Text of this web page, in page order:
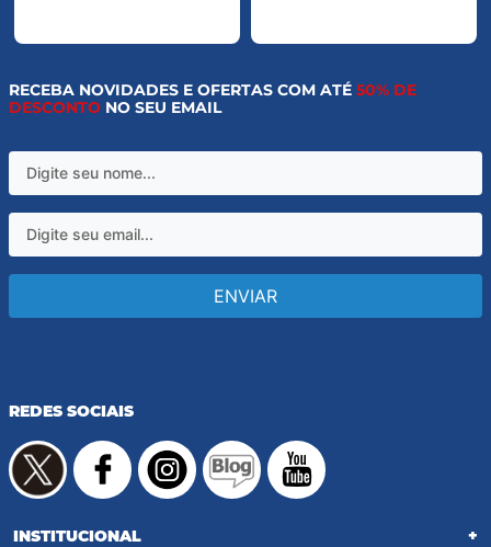
RECEBA NOVIDADES E OFERTAS COM ATÉ 50% DE
DESCONTO NO SEU EMAIL
ENVIAR
REDES SOCIAIS
INSTITUCIONAL +